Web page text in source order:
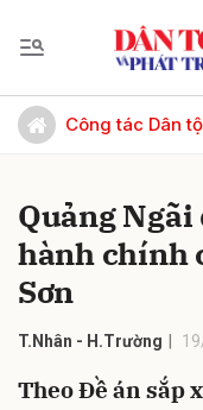
Công tác Dân
Quảng
hành chính
Sơn
T.Nhân - H.Trường
Theo Đề án sắp
Gửi bình luận